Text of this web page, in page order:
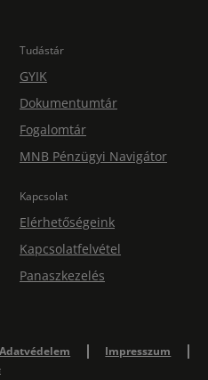
Tudástár
GYIK
Dokumentumtár
Fogalomtár
MNB Pénzügyi Navigátor
Kapcsolat
Elérhetőségeink
Kapcsolatfelvétel
Panaszkezelés
Adatvédelem
Impresszum